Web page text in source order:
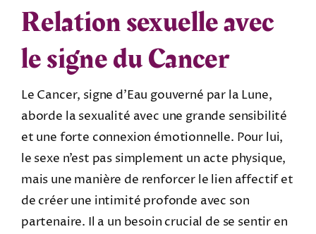
Relation sexuelle avec
le signe du Cancer
Le Cancer, signe d’Eau gouverné par la Lune,
aborde la sexualité avec une grande sensibilité
et une forte connexion émotionnelle. Pour lui,
le sexe n’est pas simplement un acte physique,
mais une manière de renforcer le lien affectif et
de créer une intimité profonde avec son
partenaire. Il a un besoin crucial de se sentir en